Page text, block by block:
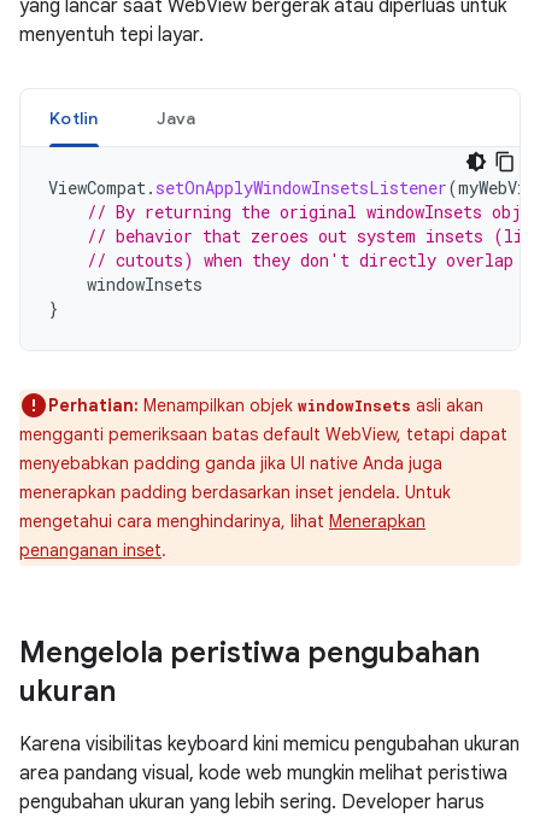
yang lancar saat WebView bergerak atau diperluas untuk
menyentuh tepi layar.
Kotlin Java
ViewCompat. setOnApplyWindowInsetsListener(
// By returning the original windowInsets
// behavior that zeroes out system insets
// cutouts) when they don't directly overlap the
windowInsets
}
Perhatian: Menampilkan objek windowInsets asli akan
mengganti pemeriksaan batas default WebView, tetapi dapat
menyebabkan padding ganda jika UI native Anda juga
menerapkan padding berdasarkan inset jendela. Untuk
mengetahui cara menghindarinya, lihat Menerapkan
penanganan inset.
Mengelola peristiwa pengubahan
ukuran
Karena visibilitas keyboard kini memicu pengubahan ukuran
area pandang visual, kode web mungkin melihat peristiwa
pengubahan ukuran yang lebih sering. Developer harus